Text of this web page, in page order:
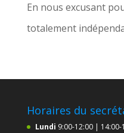
En nous excusant
totalement
Horaires du
Lundi 9:00-12:00 | 14:00-